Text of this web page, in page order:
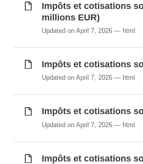
Synchronisé automatiquement
Impôts et cotisations
millions EUR)
Updated on April 7, 2026 html
Impôts et cotisations
Updated on April 7, 2026 html
Impôts et cotisations
Updated on April 7, 2026 html
Impôts et cotisations